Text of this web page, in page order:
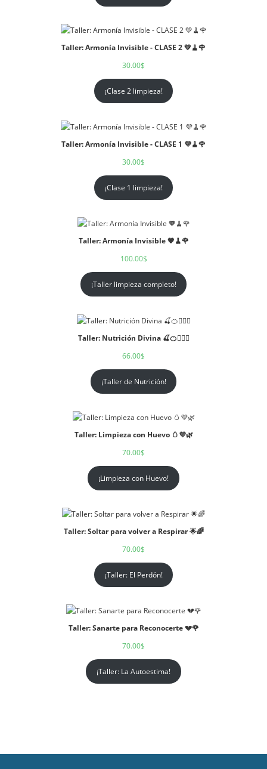
Taller: Armonía Invisible - CLASE 2 💚🧹🌹
30.00$
¡Clase 2 limpieza!
Taller: Armonía Invisible - CLASE 1 💜🧹🌹
30.00$
¡Clase 1 limpieza!
Taller: Armonía Invisible 🧡🧹🌹
100.00$
¡Taller limpieza completo!
Taller: Nutrición Divina 🍒🍊🧘🏻‍♀️
66.00$
¡Taller de Nutrición!
Taller: Limpieza con Huevo 🥚💜🌿
70.00$
¡Limpieza con Huevo!
Taller: Soltar para volver a Respirar 🌟🌈
70.00$
¡Taller: El Perdón!
Taller: Sanarte para Reconocerte 💔🌹
70.00$
¡Taller: La Autoestima!